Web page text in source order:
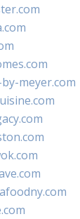
meyer.com